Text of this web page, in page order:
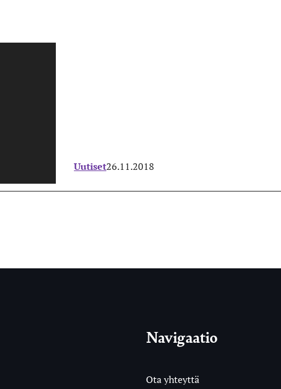
Uutiset26.11.2018
Navigaatio
Ota yhteyttä